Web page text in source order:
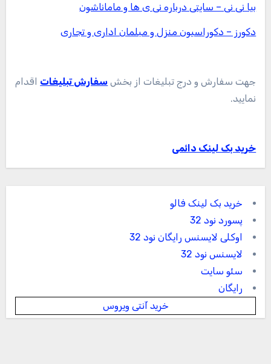
بیا نی نی – سایتی درباره نی ی ها و ماماناشون
دکورز – دکوراسیون منزل و مبلمان اداری و تجاری
جهت سفارش و درج تبلیغات از بخش سفارش تبلیغات اقدام
نمایید.
خرید بک لینک دائمی
خرید بک لینک فالو
پسورد نود 32
اوکلی لایسنس رایگان نود 32
لایسنس نود 32
سئو سایت
رایگان
خرید آنتی ویروس